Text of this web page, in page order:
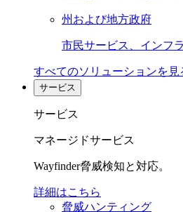
州および地方政府
市民サービス、インフ
すべてのソリューションを見
サービス
サービス
マネージドサービス
Wayfinder脅威検知と対応。
詳細はこちら
脅威ハンティング